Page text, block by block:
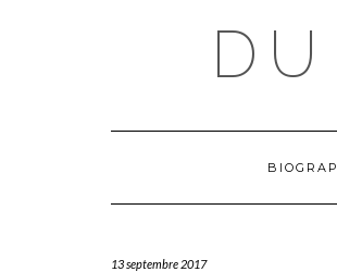
13 septembre 2017